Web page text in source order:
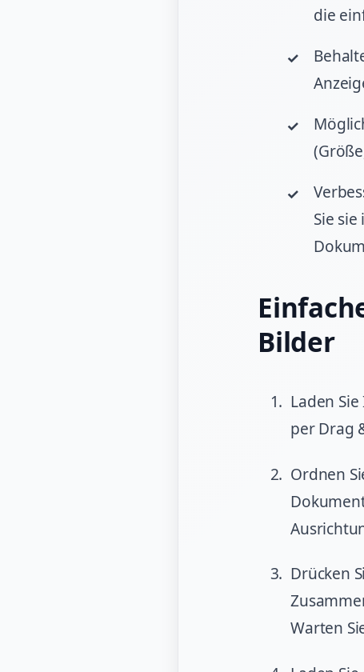
die
Sie
Bilder
Laden
per Drag
Ordnen
Drücken
Warten